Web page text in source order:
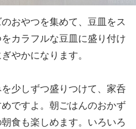
おやつを集めて、豆皿をス
カラフルな豆皿に盛り付け
やかになります。
少しずつ盛りつけて、家呑
ですよ。朝ごはんのおかず
食も楽しめます。いろいろ